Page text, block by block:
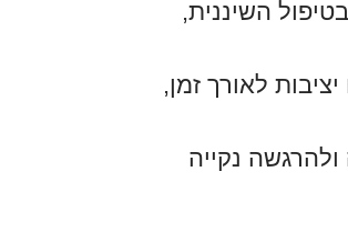
השיננית,
לאורך זמן,
נקייה